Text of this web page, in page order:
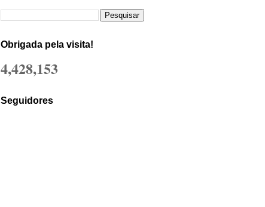
Obrigada pela visita!
4,428,153
Seguidores